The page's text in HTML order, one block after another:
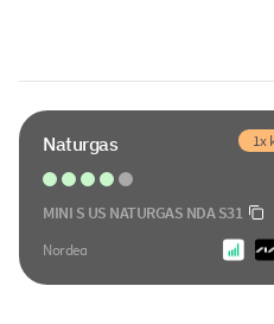
Naturgas 1x
MINI S US NATURGAS NDA S31
Nordea